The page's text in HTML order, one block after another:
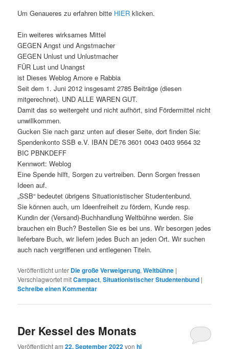
Um Genaueres zu erfahren bitte HIER klicken.
Ein weiteres wirksames Mittel
GEGEN Angst und Angstmacher
GEGEN Unlust und Unlustmacher
FÜR Lust und Unangst
ist Dieses Weblog Amore e Rabbia
Seit dem 1. Juni 2012 insgesamt 2785 Beiträge (diesen
mitgerechnet). UND ALLE WAREN GUT.
Damit das so weitergeht und nicht aufhört, sind Fördermittel nicht
unwillkommen.
Gucken Sie nach ganz unten auf dieser Seite, dort finden Sie:
Spendenkonto SSB e.V. IBAN DE76 3601 0043 0403 9564 32
BIC PBNKDEFF
Kennwort: Weblog
Eine Spende hilft, Sorgen zu vertreiben. Denn Sorgen fressen
Ideen auf.
„SSB“ bedeutet übrigens Situationistischer Studentenbund.
Sie können auch, um Ideenfreiheit zu fördern, Kunde resp.
Kundin der (Versand)-Buchhandlung Weltbühne werden. Sie
brauchen ein Buch? Bestellen Sie es bei uns. Wir besorgen jedes
lieferbare Buch, wir liefern jedes Buch an jeden Ort. Wir suchen
auch nach vergriffenen und entlegenen Titeln.
Veröffentlicht unter Die große Verweigerung,Weltbühne |
Verschlagwortet mitCampact,Situationistischer Studentenbund |
Schreibe einen Kommentar
Der Kessel des Monats
Veröffentlicht am22. September 2022vonhl